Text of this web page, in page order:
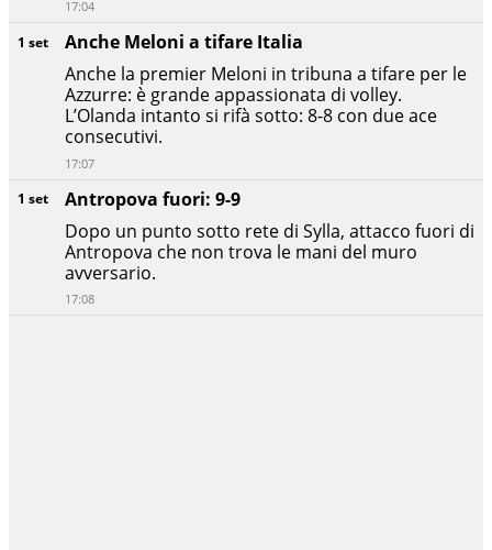
1 set
Antropova fuori: 9-9
Dopo un punto sotto rete di Sylla, attacco fuori di
Antropova che non trova le mani del muro
avversario.
17:08
1 set
Anche Meloni a tifare Italia
Anche la premier Meloni in tribuna a tifare per le
Azzurre: è grande appassionata di volley.
L’Olanda intanto si rifà sotto: 8-8 con due ace
consecutivi.
17:07
17:04